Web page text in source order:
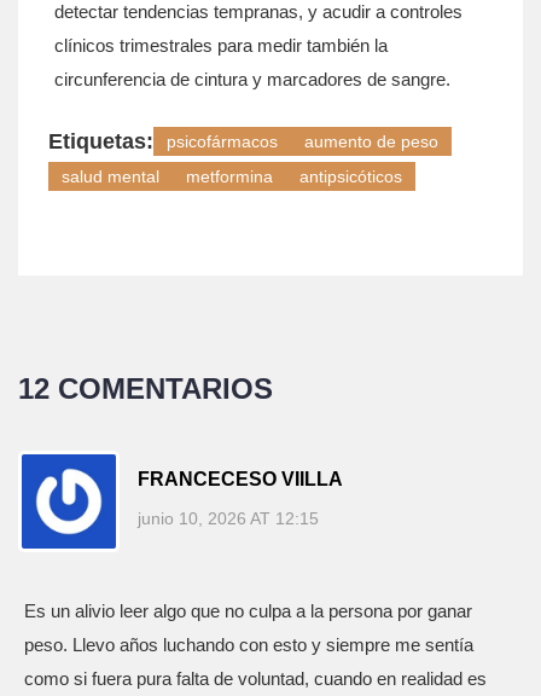
detectar tendencias tempranas, y acudir a controles
clínicos trimestrales para medir también la
circunferencia de cintura y marcadores de sangre.
Etiquetas: psicofármacos
aumento de peso
salud mental
metformina antipsicóticos
12 COMENTARIOS
FRANCECESO VIILLA
junio 10, 2026 AT 12:15
Es un alivio leer algo que no culpa a la persona por ganar
peso. Llevo años luchando con esto y siempre me sentía
como si fuera pura falta de voluntad, cuando en realidad es